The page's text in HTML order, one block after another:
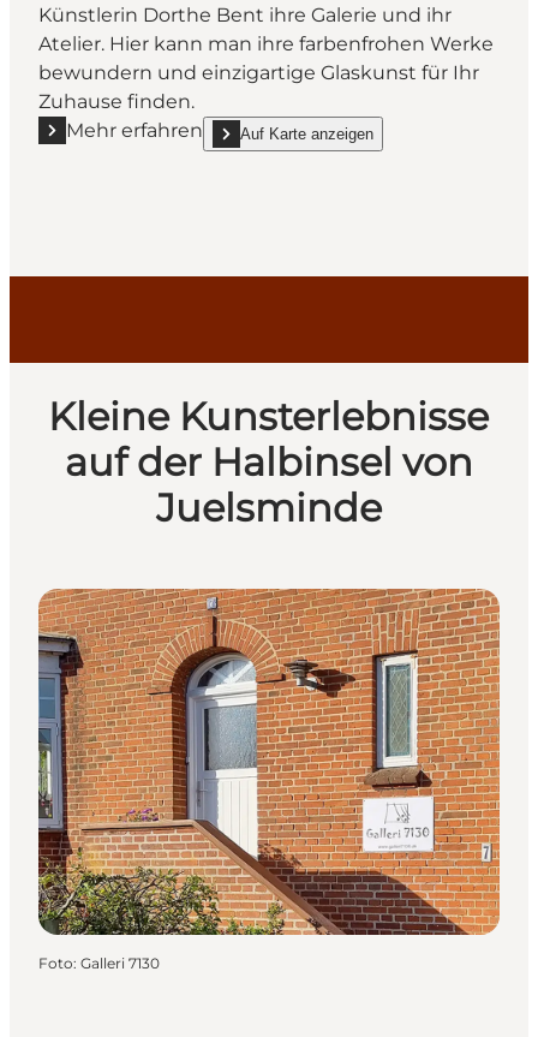
Künstlerin Dorthe Bent ihre Galerie und ihr
Atelier. Hier kann man ihre farbenfrohen Werke
bewundern und einzigartige Glaskunst für Ihr
Zuhause finden.
Mehr erfahren
Mehr erfahren "Dorthe Bent"
Auf Karte anzeigen
show Dorthe Bent on_map
Kleine Kunsterlebnisse
auf der Halbinsel von
Juelsminde
Foto: Galleri 7130